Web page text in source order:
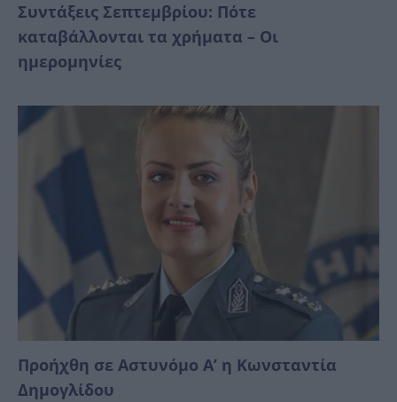
Συντάξεις Σεπτεμβρίου: Πότε
καταβάλλονται τα χρήματα – Οι
ημερομηνίες
Προήχθη σε Αστυνόμο Α’ η Κωνσταντία
Δημογλίδου